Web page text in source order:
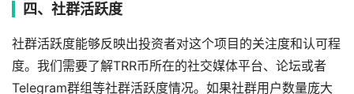
四、社群活跃度
社群活跃度能够反映出投资者对这个项目的关注度和认可程
度。我们需要了解TRR币所在的社交媒体平台、论坛或者
Telegram群组等社群活跃度情况。如果社群用户数量庞大